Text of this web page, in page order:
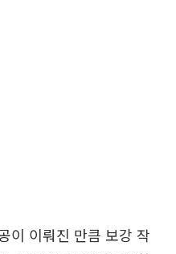
이 이뤄진 만큼 보강 작